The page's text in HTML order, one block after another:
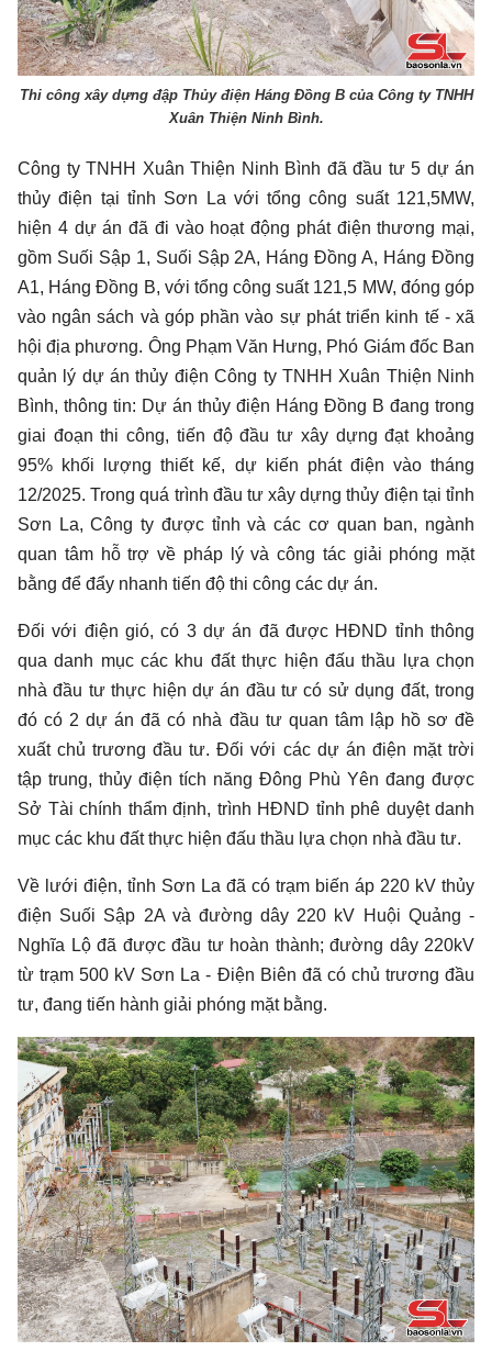
Thi công xây dựng đập Thủy điện Háng Đồng B của Công ty TNHH
Xuân Thiện Ninh Bình.
Công ty TNHH Xuân Thiện Ninh Bình đã đầu tư 5 dự án
thủy điện tại tỉnh Sơn La với tổng công suất 121,5MW,
hiện 4 dự án đã đi vào hoạt động phát điện thương mại,
gồm Suối Sập 1, Suối Sập 2A, Háng Đồng A, Háng Đồng
A1, Háng Đồng B, với tổng công suất 121,5 MW, đóng góp
vào ngân sách và góp phần vào sự phát triển kinh tế - xã
hội địa phương. Ông Phạm Văn Hưng, Phó Giám đốc Ban
quản lý dự án thủy điện Công ty TNHH Xuân Thiện Ninh
Bình, thông tin: Dự án thủy điện Háng Đồng B đang trong
giai đoạn thi công, tiến độ đầu tư xây dựng đạt khoảng
95% khối lượng thiết kế, dự kiến phát điện vào tháng
12/2025. Trong quá trình đầu tư xây dựng thủy điện tại tỉnh
Sơn La, Công ty được tỉnh và các cơ quan ban, ngành
quan tâm hỗ trợ về pháp lý và công tác giải phóng mặt
bằng để đẩy nhanh tiến độ thi công các dự án.
Đối với điện gió, có 3 dự án đã được HĐND tỉnh thông
qua danh mục các khu đất thực hiện đấu thầu lựa chọn
nhà đầu tư thực hiện dự án đầu tư có sử dụng đất, trong
đó có 2 dự án đã có nhà đầu tư quan tâm lập hồ sơ đề
xuất chủ trương đầu tư. Đối với các dự án điện mặt trời
tập trung, thủy điện tích năng Đông Phù Yên đang được
Sở Tài chính thẩm định, trình HĐND tỉnh phê duyệt danh
mục các khu đất thực hiện đấu thầu lựa chọn nhà đầu tư.
Về lưới điện, tỉnh Sơn La đã có trạm biến áp 220 kV thủy
điện Suối Sập 2A và đường dây 220 kV Huội Quảng -
Nghĩa Lộ đã được đầu tư hoàn thành; đường dây 220kV
từ trạm 500 kV Sơn La - Điện Biên đã có chủ trương đầu
tư, đang tiến hành giải phóng mặt bằng.